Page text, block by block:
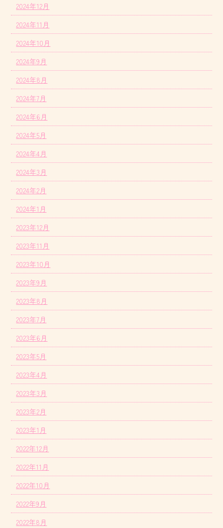
2024年12月
2024年11月
2024年10月
2024年9月
2024年8月
2024年7月
2024年6月
2024年5月
2024年4月
2024年3月
2024年2月
2024年1月
2023年12月
2023年11月
2023年10月
2023年9月
2023年8月
2023年7月
2023年6月
2023年5月
2023年4月
2023年3月
2023年2月
2023年1月
2022年12月
2022年11月
2022年10月
2022年9月
2022年8月